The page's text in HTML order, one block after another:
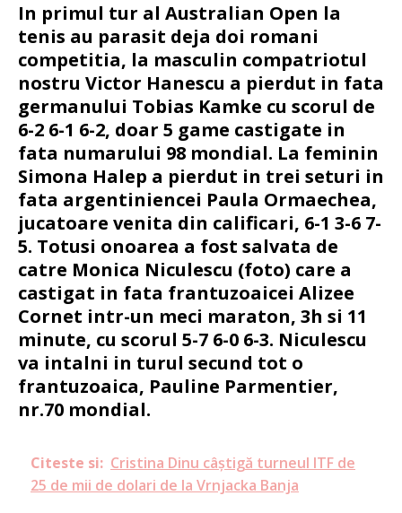
In primul tur al Australian Open la
tenis au parasit deja doi romani
competitia, la masculin compatriotul
nostru Victor Hanescu a pierdut in fata
germanului Tobias Kamke cu scorul de
6-2 6-1 6-2, doar 5 game castigate in
fata numarului 98 mondial. La feminin
Simona Halep a pierdut in trei seturi in
fata argentiniencei Paula Ormaechea,
jucatoare venita din calificari, 6-1 3-6 7-
5. Totusi onoarea a fost salvata de
catre Monica Niculescu (foto) care a
castigat in fata frantuzoaicei Alizee
Cornet intr-un meci maraton, 3h si 11
minute, cu scorul 5-7 6-0 6-3. Niculescu
va intalni in turul secund tot o
frantuzoaica, Pauline Parmentier,
nr.70 mondial.
Citeste si: Cristina Dinu câștigă turneul ITF de
25 de mii de dolari de la Vrnjacka Banja